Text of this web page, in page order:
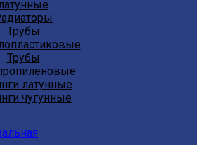
Трубы
Трубы
латунные
чугунные